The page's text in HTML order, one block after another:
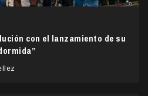
con el lanzamiento de su